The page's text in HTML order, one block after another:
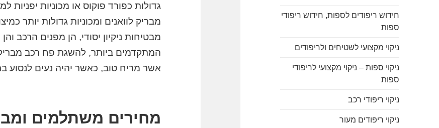
חידוש ריפודים לספות, חידוש ריפודי
ספות
ניקוי מקצועי לשטיחים ולריפודים
ניקוי ספות – ניקוי מקצועי לריפודי
ספות
ניקוי ריפודי רכב
ניקוי ריפודים מעור
גדולות כפורד פוקוס או מכוניות יפניות
מבטיחות ניקיון יסודי, הן מפנים הרכב
המתקדמים ביותר, להשגת פח רכב
אשר מריח טוב, כאשר יהיה נעים לנסוע
מחירים משתלמים